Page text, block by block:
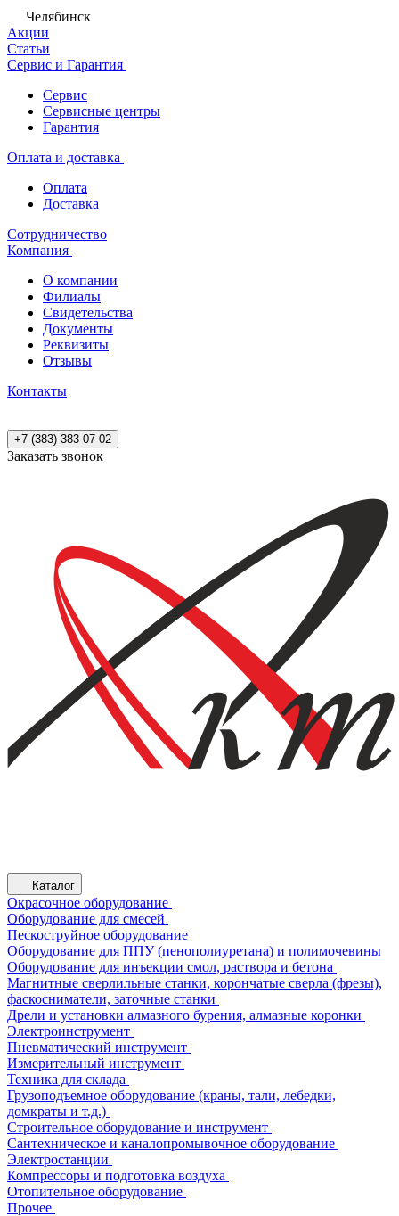
Челябинск
Акции
Статьи
Сервис и Гарантия
Сервис
Сервисные центры
Гарантия
Оплата и доставка
Оплата
Доставка
Сотрудничество
Компания
О компании
Филиалы
Свидетельства
Документы
Реквизиты
Отзывы
Контакты
+7 (383) 383-07-02
Заказать звонок
Каталог
Окрасочное оборудование
Оборудование для смесей
Пескоструйное оборудование
Оборудование для ППУ (пенополиуретана) и полимочевины
Оборудование для инъекции смол, раствора и бетона
Магнитные сверлильные станки, корончатые сверла (фрезы),
фаскосниматели, заточные станки
Дрели и установки алмазного бурения, алмазные коронки
Электроинструмент
Пневматический инструмент
Измерительный инструмент
Техника для склада
Грузоподъемное оборудование (краны, тали, лебедки,
домкраты и т.д.)
Строительное оборудование и инструмент
Сантехническое и каналопромывочное оборудование
Электростанции
Компрессоры и подготовка воздуха
Отопительное оборудование
Прочее